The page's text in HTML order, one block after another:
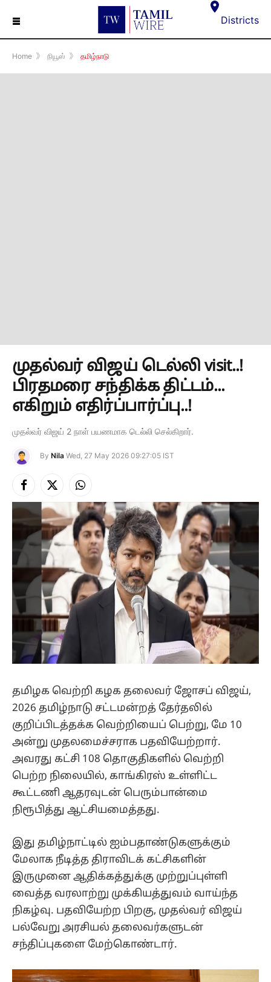
☰ Districts
Home 》 நியூஸ் 》 தமிழ்நாடு
முதல்வர் விஜய் டெல்லி visit..!
பிரதமரை சந்திக்க திட்டம்...
எகிறும் எதிர்ப்பார்ப்பு..!
முதல்வர் விஜய் 2 நாள் பயணமாக டெல்லி செல்கிறார்.
By Nila Wed, 27 May 2026 09:27:05 IST
Facebook
X
(Twitter)
Instagram
தமிழக வெற்றி கழக தலைவர் ஜோசப் விஜய்,
2026 தமிழ்நாடு சட்டமன்றத் தேர்தலில்
குறிப்பிடத்தக்க வெற்றியைப் பெற்று, மே 10
அன்று முதலமைச்சராக பதவியேற்றார்.
அவரது கட்சி 108 தொகுதிகளில் வெற்றி
பெற்ற நிலையில், காங்கிரஸ் உள்ளிட்ட
கூட்டணி ஆதரவுடன் பெரும்பான்மை
நிரூபித்து ஆட்சியமைத்தது.
இது தமிழ்நாட்டில் ஐம்பதாண்டுகளுக்கும்
மேலாக நீடித்த திராவிடக் கட்சிகளின்
இருமுனை ஆதிக்கத்துக்கு முற்றுப்புள்ளி
வைத்த வரலாற்று முக்கியத்துவம் வாய்ந்த
நிகழ்வு. பதவியேற்ற பிறகு, முதல்வர் விஜய்
பல்வேறு அரசியல் தலைவர்களுடன்
சந்திப்புகளை மேற்கொண்டார்.